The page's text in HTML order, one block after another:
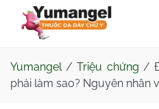
Yumangel/Triệu chứng /
phải làm sao? Nguyên nhân